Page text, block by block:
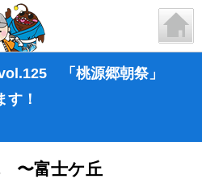
「桃源郷朝祭」
す！
〜富士ケ丘